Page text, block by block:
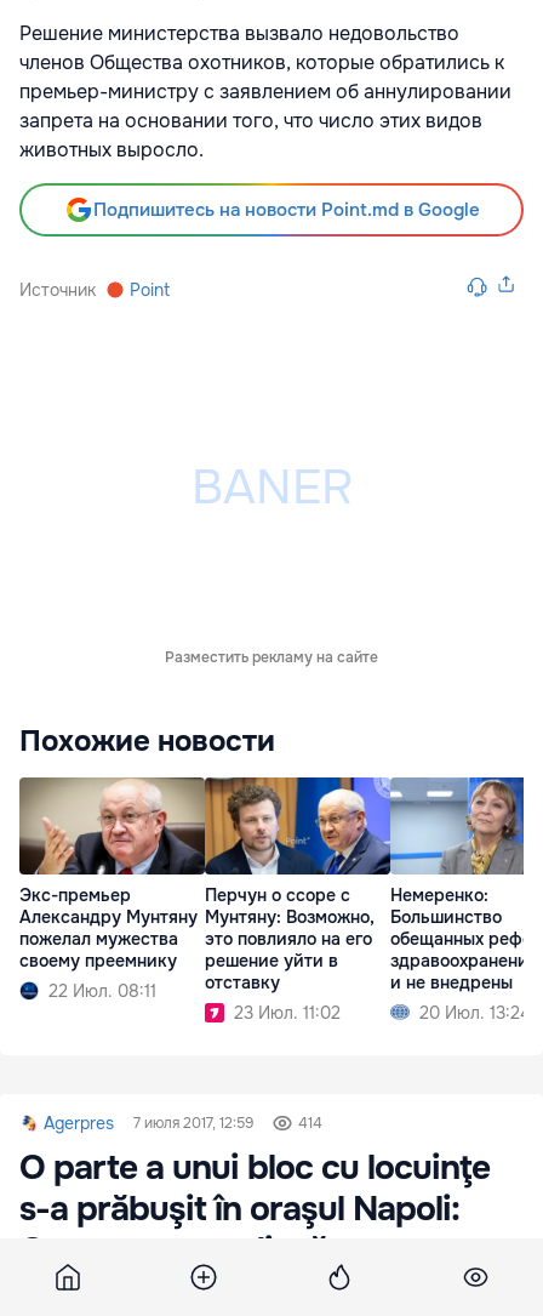
Решение министерства вызвало недовольство
членов Общества охотников, которые обратились к
премьер-министру с заявлением об аннулировании
запрета на основании того, что число этих видов
животных выросло.
Подпишитесь на новости Point.md в Google
Источник Point
Разместить рекламу на сайте
Похожие новости
Экс-премьер
Александру Мунтяну
пожелал мужества
своему преемнику
22 Июл. 08:11
Перчун о ссоре с
Мунтяну: Возможно,
это повлияло на его
решение уйти в
отставку
23 Июл. 11:02
Немеренко:
Большинство
обещанных
здравоохранении
и не внедрены
20 Июл. 13:24
Agerpres 7 июля 2017, 12:59 414
O parte a unui bloc cu locuinţe
s-a prăbuşit în oraşul Napoli:
Opt persoane, dispărute